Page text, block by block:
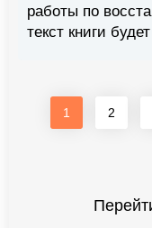
работы по
текст книги
1 2